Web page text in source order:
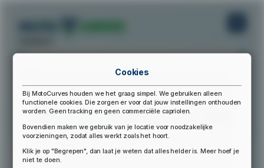
▲
Cookies
Bij MotoCurves houden we het graag simpel. We gebruiken alleen
functionele cookies. Die zorgen er voor dat jouw instellingen onthouden
worden. Geen tracking en geen commerciële capriolen.
Bovendien maken we gebruik van je locatie voor noodzakelijke
voorzieningen, zodat alles werkt zoals het hoort.
Klik je op "Begrepen", dan laat je weten dat alles helder is. Meer hoef je
niet te doen.